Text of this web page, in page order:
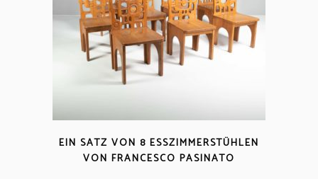
EIN SATZ VON 8 ESSZIMMERSTÜHLEN
VON FRANCESCO PASINATO